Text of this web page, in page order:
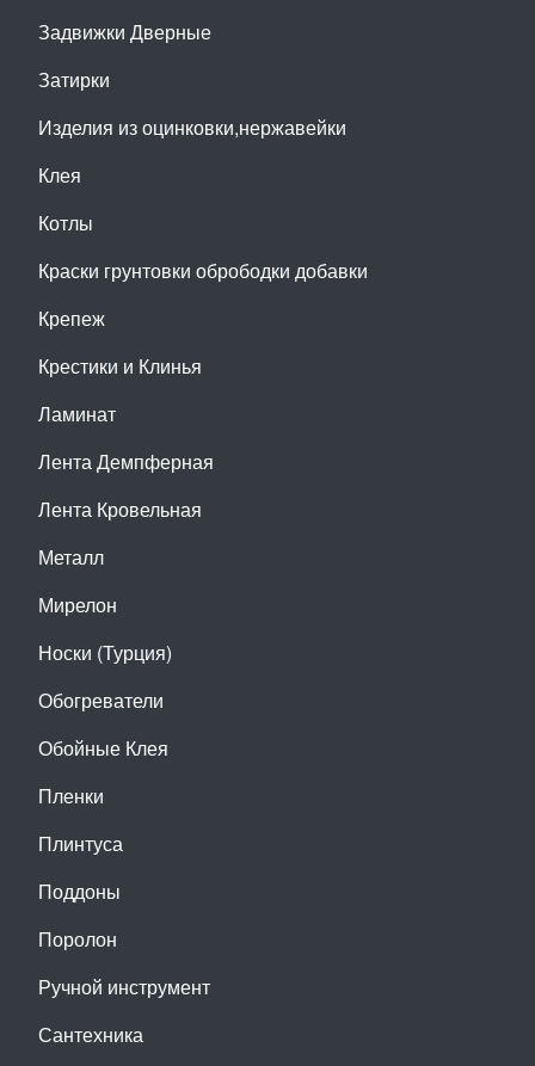
Задвижки Дверные
Затирки
Изделия из оцинковки,нержавейки
Клея
Котлы
Краски грунтовки обрободки добавки
Крепеж
Крестики и Клинья
Ламинат
Лента Демпферная
Лента Кровельная
Металл
Мирелон
Носки (Турция)
Обогреватели
Обойные Клея
Пленки
Плинтуса
Поддоны
Поролон
Ручной инструмент
Сантехника